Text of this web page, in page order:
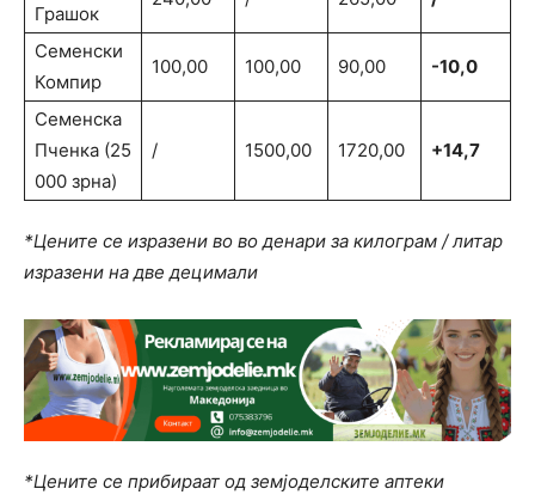
Грашок
Семенски
Компир
100,00 100,00 90,00 -10,0
Семенска
Пченка (25
000 зрна)
/ 1500,00 1720,00 +14,7
*Цените се изразени во во денари за килограм / литар
изразени на две децимали
*Цените се прибираат од земјоделските аптеки